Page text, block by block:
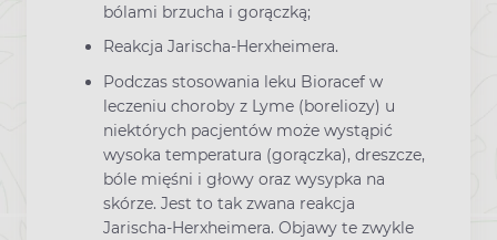
bólami brzucha i gorączką;
Reakcja Jarischa-Herxheimera.
Podczas stosowania leku Bioracef w
leczeniu choroby z Lyme (boreliozy) u
niektórych pacjentów może wystąpić
wysoka temperatura (gorączka), dreszcze,
bóle mięśni i głowy oraz wysypka na
skórze. Jest to tak zwana reakcja
Jarischa-Herxheimera. Objawy te zwykle